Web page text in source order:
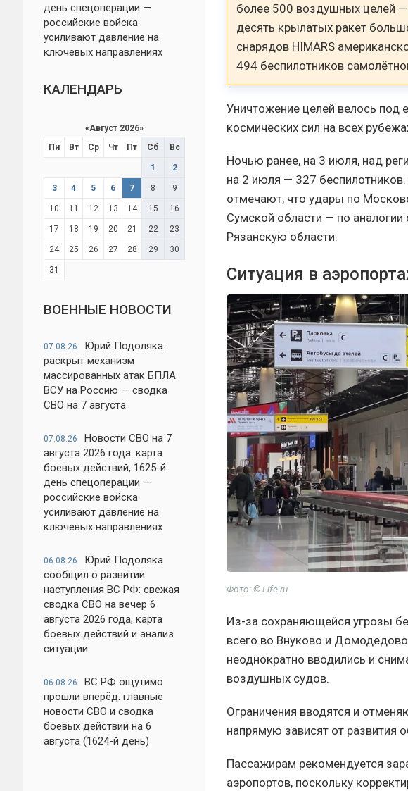
день спецоперации —
российские войска
усиливают давление на
ключевых направлениях
КАЛЕНДАРЬ
«Август 2026»
Пн
Вт Ср Чт Пт Сб Вс
1 2
3 4 5 6 7 8 9
10 11 12 13 14 15 16
17 18 19 20 21 22 23
24 25 26 27 28 29 30
31
ВОЕННЫЕ НОВОСТИ
07.08.26
Юрий Подоляка:
раскрыт механизм
массированных атак БПЛА
ВСУ на Россию — сводка
СВО на 7 августа
07.08.26
Новости СВО на 7
августа 2026 года: карта
боевых действий, 1625-й
день спецоперации —
российские войска
усиливают давление на
ключевых направлениях
06.08.26
Юрий Подоляка
сообщил о развитии
наступления ВС РФ: свежая
сводка СВО на вечер 6
августа 2026 года, карта
боевых действий и анализ
ситуации
06.08.26
ВС РФ ощутимо
прошли вперёд: главные
новости СВО и сводка
боевых действий на 6
августа (1624-й день)
более 500 воздушных целей
десять крылатых ракет
снарядов HIMARS
494 беспилотников
Уничтожение целей велось
космических сил на всех
Ночью ранее, на 3 июля, над
на 2 июля — 327
отмечают, что удары по
Сумской области — по
Рязанскую области.
Ситуация в
Фото: © Life.ru
Из-за сохраняющейся угрозы
всего во Внуково и
неоднократно вводились и
воздушных судов.
Ограничения вводятся и
напрямую зависят от развития
Пассажирам рекомендуется
аэропортов, поскольку